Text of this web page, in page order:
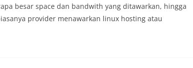
besar space dan bandwith yang ditawarkan, hingga
provider menawarkan linux hosting atau